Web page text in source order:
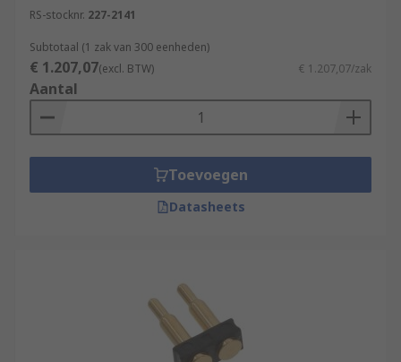
RS-stocknr. 227-2141
Subtotaal (1 zak van 300 eenheden)
€ 1.207,07(excl. BTW) € 1.207,07/zak
Aantal
Toevoegen
Datasheets